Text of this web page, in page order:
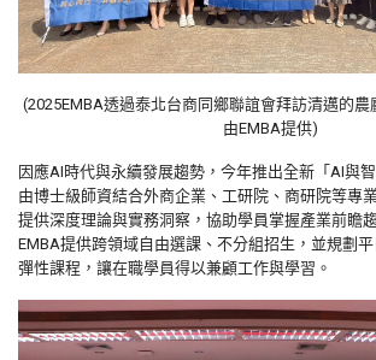
(2025EMBA透過泰北台商同鄉聯誼會拜訪清邁的農
由EMBA提供)
因應AI時代與永續發展趨勢，今年推出全新「AI與
由博士級師資結合外商企業、工研院、商研院等專
提供深度理論與實務洞察，協助學員掌握產業前瞻
EMBA提供跨領域自由選課、不分組招生，並規劃
彈性課程，讓在職學員得以兼顧工作與學習。